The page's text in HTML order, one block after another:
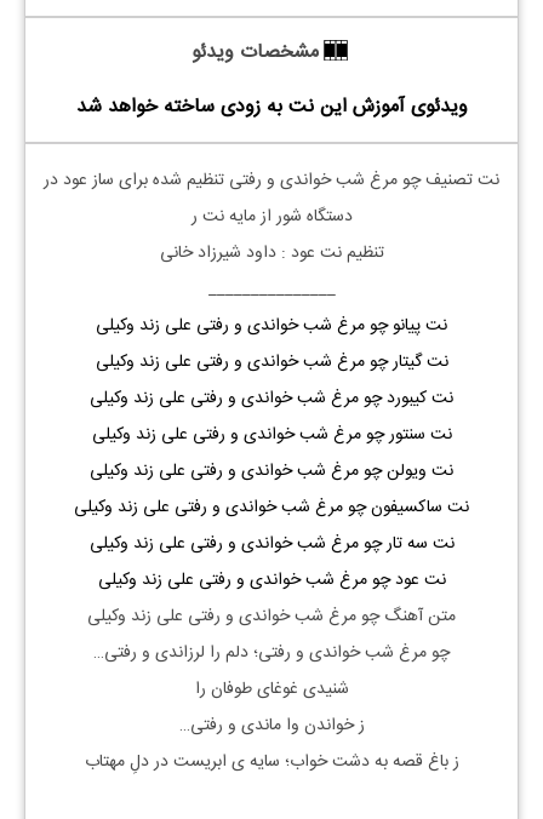
مشخصات ویدئو
ویدئوی آموزش این نت به زودی ساخته خواهد شد
نت تصنیف چو مرغ شب خواندی و رفتی تنظیم شده برای ساز عود در
دستگاه شور از مایه نت ر
تنظیم نت عود : داود شیرزاد خانی
_______________
نت پیانو چو مرغ شب خواندی و رفتی علی زند وکیلی
نت گیتار چو مرغ شب خواندی و رفتی علی زند وکیلی
نت کیبورد چو مرغ شب خواندی و رفتی علی زند وکیلی
نت سنتور چو مرغ شب خواندی و رفتی علی زند وکیلی
نت ویولن چو مرغ شب خواندی و رفتی علی زند وکیلی
نت ساکسیفون چو مرغ شب خواندی و رفتی علی زند وکیلی
نت سه تار چو مرغ شب خواندی و رفتی علی زند وکیلی
نت عود چو مرغ شب خواندی و رفتی علی زند وکیلی
متن آهنگ چو مرغ شب خواندی و رفتی علی زند وکیلی
چو مرغ شب خواندی و رفتی؛ دلم را لرزاندی و رفتی…
شنیدی غوغای طوفان را
ز خواندن وا ماندی و رفتی…
ز باغ قصه به دشت خواب؛ سایه ی ابریست در دلِ مهتاب